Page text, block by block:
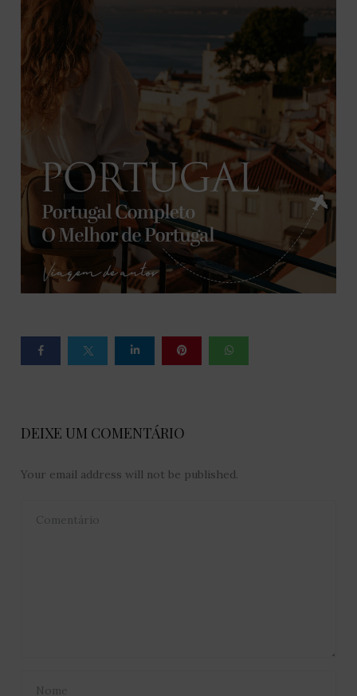
DEIXE UM COMENTÁRIO
Your email address will not be published.